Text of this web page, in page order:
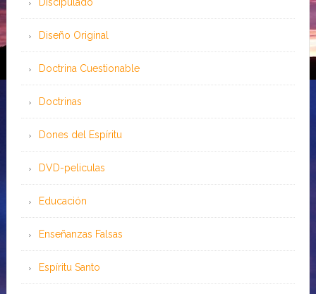
Diseño Original
Doctrina Cuestionable
Doctrinas
Dones del Espíritu
DVD-peliculas
Educación
Enseñanzas Falsas
Espíritu Santo